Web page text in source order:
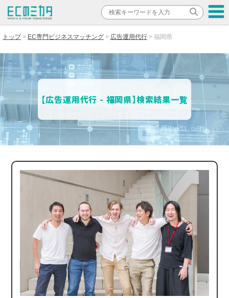
トップ EC専門ビジネスマッチング 広告運用代行 福岡県
【広告運用代行 - 福岡県】検索結果一覧